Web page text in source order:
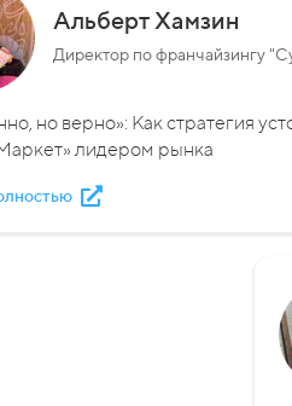
Альберт Хамзин
Директор по франчайзингу
но верно»: Как стратегия
лидером рынка